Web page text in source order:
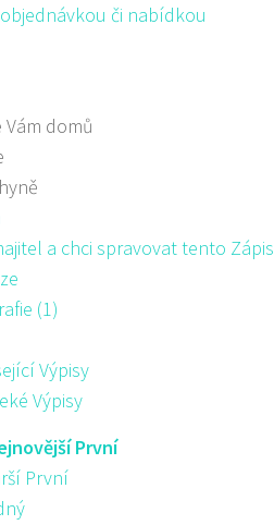
či nabídkou
Vám domů
a chci spravovat tento Zápis
(1)
Výpisy
Výpisy
První
První